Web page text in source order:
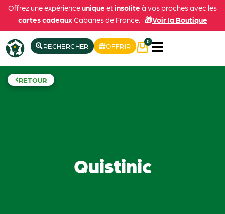
Offrez une expérienceunique etinsolite à vos proches avec les
cartes cadeauxCabanes de France. 🎁Voir la Boutique
RECHERCHER OFFRIR
0
RETOUR
Quistinic